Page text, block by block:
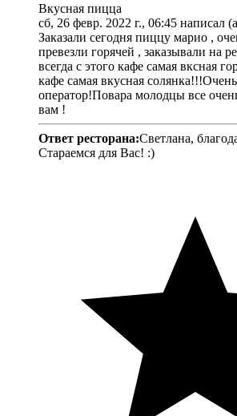
Вкусная пицца
сб, 26 февр. 2022 г., 06:45 написал
Заказали сегодня пиццу марио ,
превезли горячей , заказывали на
всегда с этого кафе самая вксная
кафе самая вкусная
оператор!Повара молодцы все
вам !
Ответ ресторана:Светлана,
Стараемся для Вас! :)